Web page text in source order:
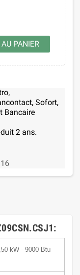
PANIER
Sofort,
Bancaire
2 ans.
16
kW - 9000 Btu